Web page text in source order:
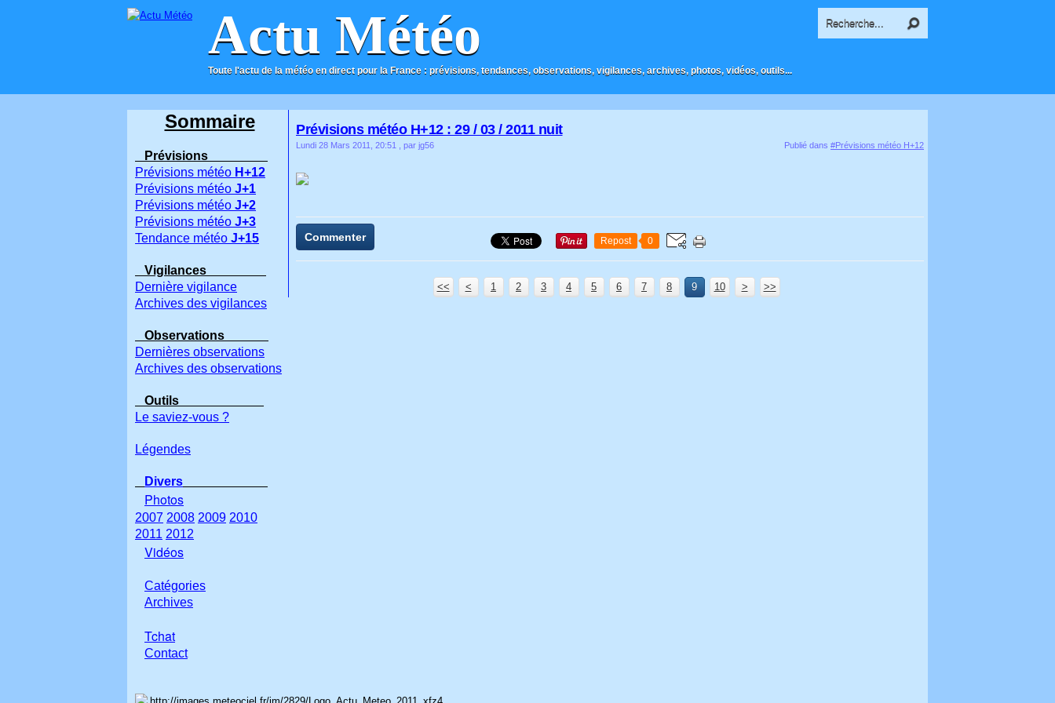
Actu Météo
Toute l'actu de la météo en direct pour la France : prévisions, tendances, observations, vigilances, archives, photos, vidéos, outils...
ACCUEIL CONTACT
Prévisions météo H+12 : 29 / 03 / 2011 nuit
Lundi 28 Mars 2011, 20:51 , par jg56 Publié dans #Prévisions météo H+12
Commenter Repost 0
<< < 1 2 3 4 5 6 7 8 9 10 20
30
40
50
60
70
80
90
100
200
300
> >>
Sommaire
Prévisions
Prévisions météo H+12
Prévisions météo J+1
Prévisions météo J+2
Prévisions météo J+3
Tendance météo J+15
Vigilances
Dernière vigilance
Archives des vigilances
Observations
Dernières observations
Archives des observations
Outils
Le saviez-vous ?
Légendes
Divers
Photos
2007 2008 2009 2010
2011 2012
Vidéos
Catégories
Archives
Tchat
Contact